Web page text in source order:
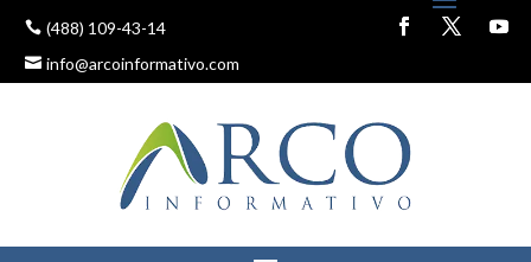
(488) 109-43-14
info@arcoinformativo.com